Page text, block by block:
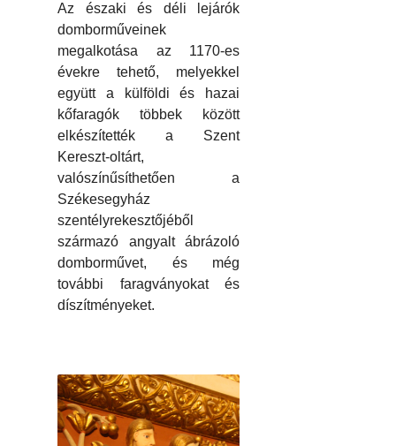
Az északi és déli lejárók
domborműveinek
megalkotása az 1170-es
évekre tehető, melyekkel
együtt a külföldi és hazai
kőfaragók többek között
elkészítették a Szent
Kereszt-oltárt,
valószínűsíthetően a
Székesegyház
szentélyrekesztőjéből
származó angyalt ábrázoló
domborművet, és még
további faragványokat és
díszítményeket.